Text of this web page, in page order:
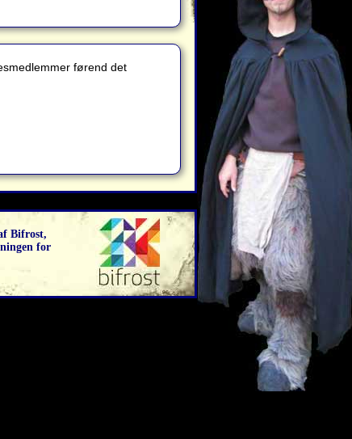
førend det
Bifrost,
for